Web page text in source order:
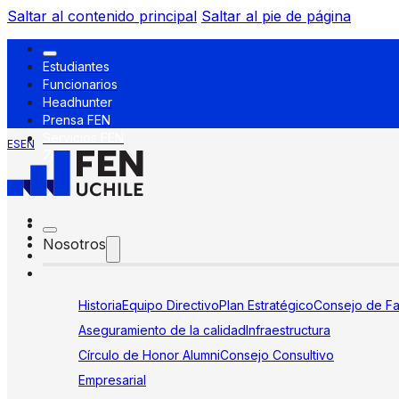
Saltar al contenido principal Saltar al pie de página
Estudiantes
Funcionarios
Headhunter
Prensa FEN
ESEN
Nosotros
HistoriaEquipo DirectivoPlan EstratégicoConsejo de
Aseguramiento de la calidadInfraestructura
Círculo de Honor AlumniConsejo Consultivo
Empresarial